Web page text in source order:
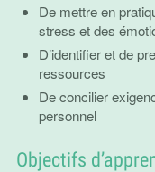
De mettre en
stress et des
D’identifier et de
ressources
De concilier
personnel
Objectifs